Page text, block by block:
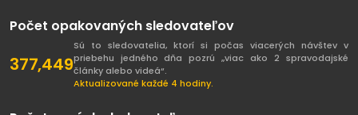
Počet opakovaných sledovateľov
377,449
Sú to sledovatelia, ktorí si počas viacerých návštev v
priebehu jedného dňa pozrú „viac ako 2 spravodajské
články alebo videá“.
Aktualizované každé 4 hodiny.